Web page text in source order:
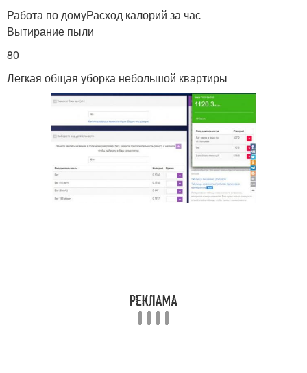
Работа по домуРасход калорий за час
Вытирание пыли
80
Легкая общая уборка небольшой квартиры